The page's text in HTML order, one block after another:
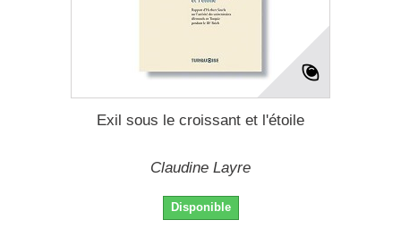
Exil sous le croissant et l'étoile
Claudine Layre
Disponible